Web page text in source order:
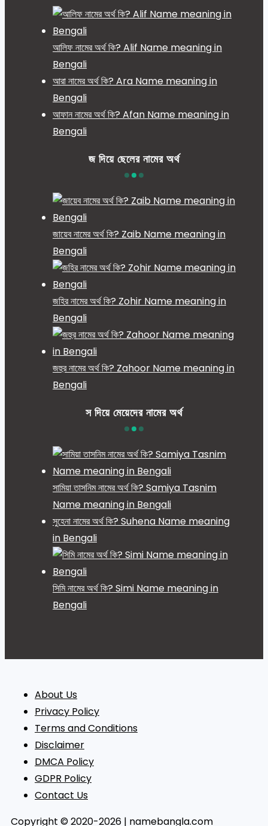
আলিফ নামের অর্থ কি? Alif Name meaning in
Bengali
আরা নামের অর্থ কি? Ara Name meaning in
Bengali
আফান নামের অর্থ কি? Afan Name meaning in
Bengali
জ দিয়ে ছেলের নামের অর্থ
জায়েব নামের অর্থ কি? Zaib Name meaning in
Bengali
জহির নামের অর্থ কি? Zohir Name meaning in
Bengali
জহুর নামের অর্থ কি? Zahoor Name meaning in
Bengali
স দিয়ে মেয়েদের নামের অর্থ
সামিয়া তাসনিম নামের অর্থ কি? Samiya Tasnim
Name meaning in Bengali
সুহেনা নামের অর্থ কি? Suhena Name meaning
in Bengali
সিমি নামের অর্থ কি? Simi Name meaning in
Bengali
About Us
Privacy Policy
Terms and Conditions
Disclaimer
DMCA Policy
GDPR Policy
Contact Us
Copyright © 2020-2026 | namebangla.com